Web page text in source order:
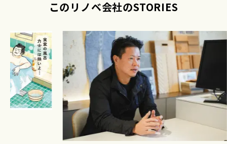
このリノベ会社のSTORIES